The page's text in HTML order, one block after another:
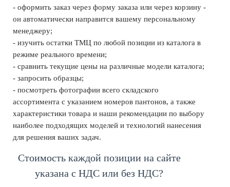
- оформить заказ через форму заказа или через корзину -
он автоматически направится вашему персональному
менеджеру;
- изучить остатки ТМЦ по любой позиции из каталога в
режиме реального времени;
- сравнить текущие цены на различные модели каталога;
- запросить образцы;
- посмотреть фотографии всего складского
ассортимента с указанием номеров пантонов, а также
характеристики товара и наши рекомендации по выбору
наиболее подходящих моделей и технологий нанесения
для решения ваших задач.
Стоимость каждой позиции на сайте
указана с НДС или без НДС?